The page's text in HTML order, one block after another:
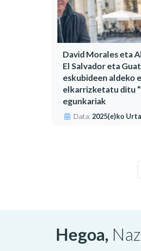
David Morales eta
El Salvador eta
eskubideen aldeko
elkarrizketatu ditu
egunkariak
Data: 2025(e)ko
Hegoa,